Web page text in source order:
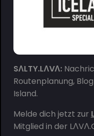
SΛLTY.LΛVΛ:
Routenplanung,
Island.
Melde dich jetzt zur
Mitglied in der